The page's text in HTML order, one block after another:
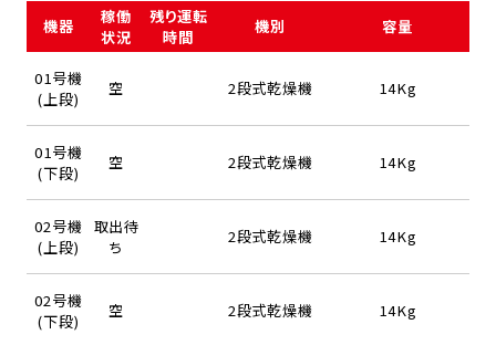
機器
稼働
状況
残り運転
時間
機別 容量
01号機
(上段)
空 2段式乾燥機 14Kg
01号機
(下段)
空 2段式乾燥機 14Kg
02号機
(上段)
取出待
ち
2段式乾燥機 14Kg
02号機
(下段)
空 2段式乾燥機 14Kg